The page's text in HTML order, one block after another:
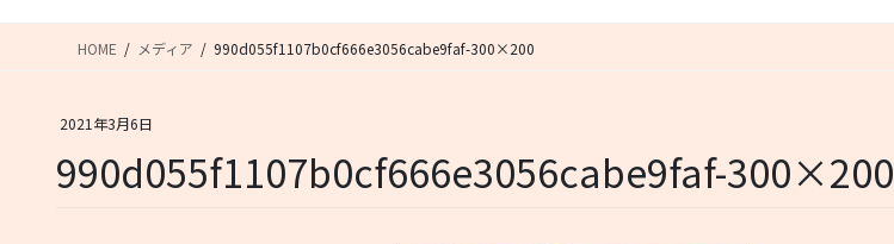
HOME メディア 990d055f1107b0cf666e3056cabe9faf-300×200
2021年3月6日
990d055f1107b0cf666e3056cabe9faf-300×200